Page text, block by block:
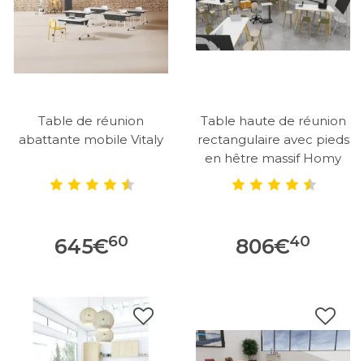
Table de réunion
abattante mobile Vitaly
645€60
Table haute de réunion
rectangulaire avec pieds
en hêtre massif Homy
806€40